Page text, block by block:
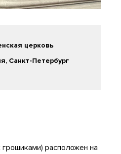
церковь
Санкт-Петербург
расположен на